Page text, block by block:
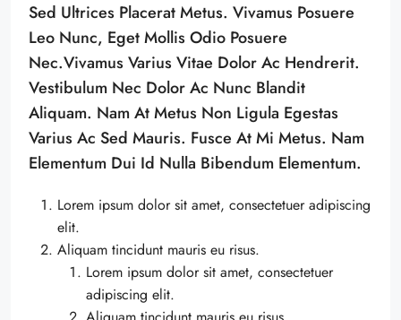
Sed Ultrices Placerat Metus. Vivamus Posuere
Leo Nunc, Eget Mollis Odio Posuere
Nec.Vivamus Varius Vitae Dolor Ac Hendrerit.
Vestibulum Nec Dolor Ac Nunc Blandit
Aliquam. Nam At Metus Non Ligula Egestas
Varius Ac Sed Mauris. Fusce At Mi Metus. Nam
Elementum Dui Id Nulla Bibendum Elementum.
Lorem ipsum dolor sit amet, consectetuer adipiscing
elit.
Aliquam tincidunt mauris eu risus.
Lorem ipsum dolor sit amet, consectetuer
adipiscing elit.